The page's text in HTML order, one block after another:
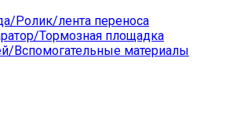
Ролик/лента переноса
Тормозная площадка
Вспомогательные материалы